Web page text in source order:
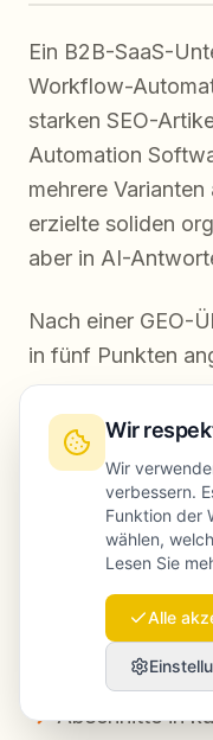
Ein B2B-SaaS-
Workflow-
starken SEO-
Automation
mehrere
erzielte soliden
aber in AI-
Nach einer GEO-
in fünf Punkten
eine direkte
Wörtern
ein klarer
Automation
drei externe
Abschnitte in
Wir
Wir
verbessern.
Funktion der
wählen,
Lesen Sie
Alle